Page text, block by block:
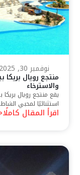
نوفمبر 30, 2025
منتجع رويال
والاسترخاء
يقع منتجع رويال
استثنائيًا لمحبي
اقرأ المقال كاملًا